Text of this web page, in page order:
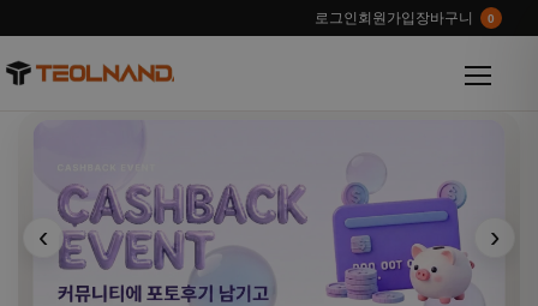
로그인 회원가입 장바구니 0
‹ ›